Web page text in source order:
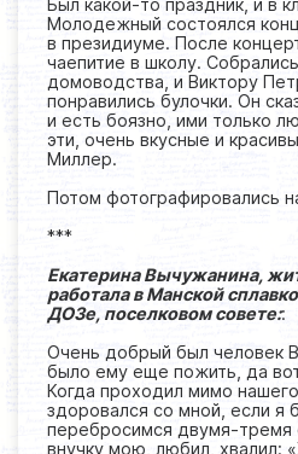
Был какой-то праздник, и в
Молодежный состоялся
в президиуме. После
чаепитие в школу.
домоводства, и Виктору
понравились булочки. Он
и есть боязно, ими только
эти, очень вкусные и
Миллер.
Потом фотографировались
***
Екатерина Вычужанина,
работала в Манской
ДОЗе, поселковом совете::
Очень добрый был человек
было ему еще пожить, да
Когда проходил мимо
здоровался со мной, если я
перебросимся двумя-тремя
внучку мою, любил, хвалил: